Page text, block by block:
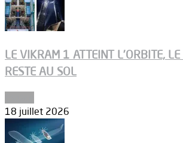
LE VIKRAM 1 ATTEINT L’ORBITE,
RESTE AU SOL
18 juillet 2026